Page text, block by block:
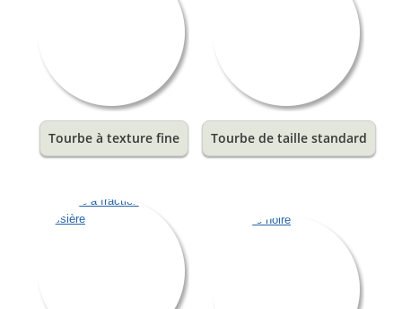
Tourbe à texture fine Tourbe de taille standard